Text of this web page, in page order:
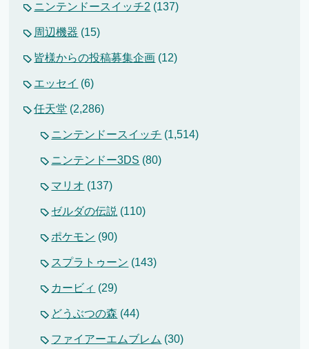
ニンテンドースイッチ2 (137)
周辺機器 (15)
皆様からの投稿募集企画 (12)
エッセイ (6)
任天堂 (2,286)
ニンテンドースイッチ (1,514)
ニンテンドー3DS (80)
マリオ (137)
ゼルダの伝説 (110)
ポケモン (90)
スプラトゥーン (143)
カービィ (29)
どうぶつの森 (44)
ファイアーエムブレム (30)